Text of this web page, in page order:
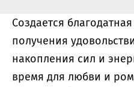
Создается
получения
накопления сил и
время для любви и